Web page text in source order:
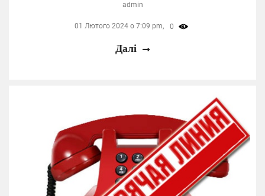
admin
01 Лютого 2024 о 7:09 pm, 0
Далі